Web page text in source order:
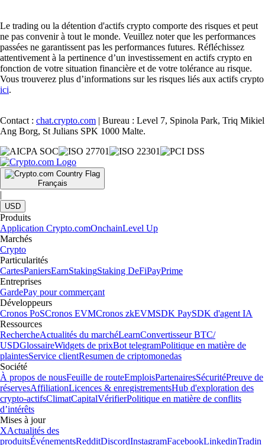
Le trading ou la détention d'actifs crypto comporte des risques et peut
ne pas convenir à tout le monde. Veuillez noter que les performances
passées ne garantissent pas les performances futures. Réfléchissez
attentivement à la pertinence d’un investissement en actifs crypto en
fonction de votre situation financière et de votre tolérance au risque.
Vous trouverez plus d’informations sur les risques liés aux actifs crypto
ici.
Contact : chat.crypto.com | Bureau : Level 7, Spinola Park, Triq Mikiel
Ang Borg, St Julians SPK 1000 Malte.
Français
|
USD
Produits
Application Crypto.comOnchainLevel Up
Marchés
Crypto
Particularités
CartesPaniersEarnStakingStaking DeFiPayPrime
Entreprises
GardePay pour commerçant
Développeurs
Cronos PoSCronos EVMCronos zkEVMSDK PaySDK d'agent IA
Ressources
RechercheActualités du marchéLearnConvertisseur BTC/
USDGlossaireWidgets de prixBot telegramPolitique en matière de
plaintesService clientResumen de criptomonedas
Société
À propos de nousFeuille de routeEmploisPartenairesSécuritéPreuve de
réservesAffiliationLicences & enregistrementsHub d'exploration des
crypto-actifsClimatCapitalVérifierPolitique en matière de conflits
d’intérêts
Mises à jour
XActualités des
produitsÉvénementsRedditDiscordInstagramFacebookLinkedinTradin